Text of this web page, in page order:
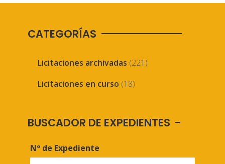
CATEGORÍAS
Licitaciones archivadas (221)
Licitaciones en curso (18)
BUSCADOR DE EXPEDIENTES
Nº de Expediente